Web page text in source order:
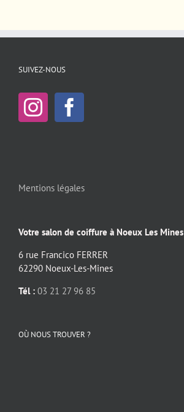
SUIVEZ-NOUS
Mentions légales
Votre salon de coiffure à Noeux Les Mines
6 rue Francico FERRER
62290 Noeux-Les-Mines
Tél : 03 21 27 96 85
OÙ NOUS TROUVER ?